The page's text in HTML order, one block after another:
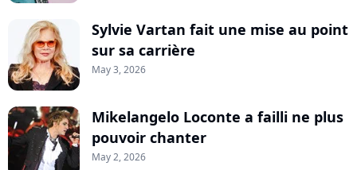
Sylvie Vartan fait une mise au point
sur sa carrière
May 3, 2026
Mikelangelo Loconte a failli ne plus
pouvoir chanter
May 2, 2026